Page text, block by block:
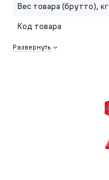
Вес товара (брутто), кг
Код товара
Развернуть